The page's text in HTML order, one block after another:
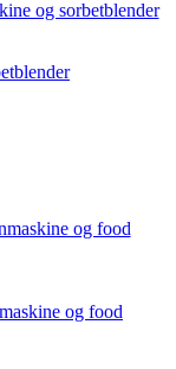
og food